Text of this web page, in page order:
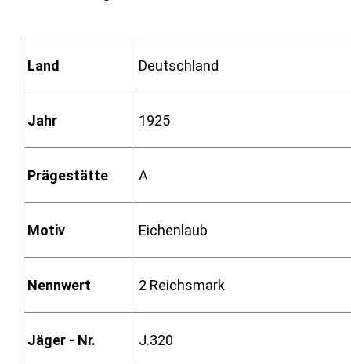
Land Deutschland
Jahr 1925
Prägestätte A
Motiv Eichenlaub
Nennwert 2 Reichsmark
Jäger - Nr. J.320